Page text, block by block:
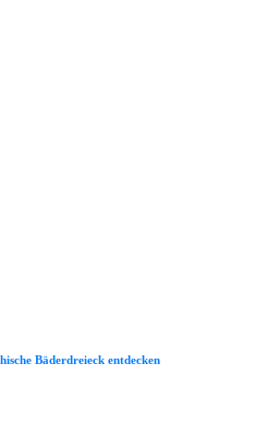
Bäderdreieck entdecken